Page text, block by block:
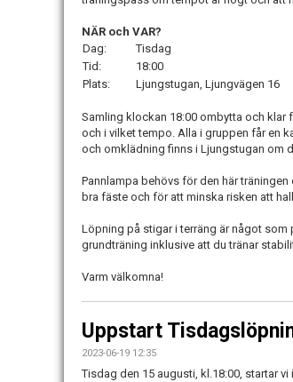
NÄR och VAR?
Dag:
Tisdag
Tid:
18:00
Plats:
Ljungstugan, Ljungvägen 16
Samling klockan 18:00 ombytta och klar
och i vilket tempo. Alla i gruppen får en
och omklädning finns i Ljungstugan om
Pannlampa behövs för den här
bra fäste och för att minska risken att
Löpning på stigar i terräng är något
grundträning inklusive att du tränar
Varm välkomna!
Uppstart
2023-06-19 12:35
Tisdag den 15 augusti, kl.18:00, startar